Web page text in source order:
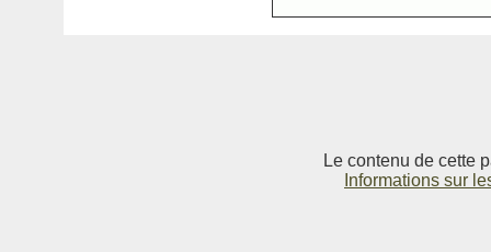
Le contenu de cette
Informations sur